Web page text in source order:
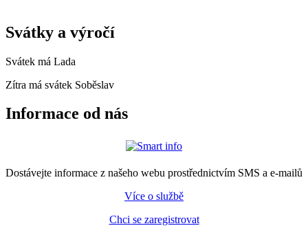
Svátky a výročí
Svátek má Lada
Zítra má svátek Soběslav
Informace od nás
Dostávejte informace z našeho webu prostřednictvím SMS a e-mailů
Více o službě
Chci se zaregistrovat